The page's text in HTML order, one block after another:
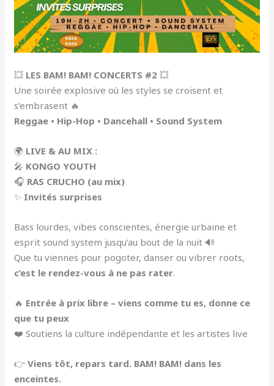
💥 LES BAM! BAM! CONCERTS #2 💥
Une soirée explosive où les styles se croisent et
s’embrasent 🔥
Reggae • Hip-Hop • Dancehall • Sound System
🌍 LIVE & AU MIX :
🎤 KONGO YOUTH
🎧 RAS CRUCHO (au mix)
✨ Invités surprises
Bass lourdes, vibes conscientes, énergie urbaine et
esprit sound system jusqu’au bout de la nuit 🔊
Que tu viennes pour pogoter, danser ou vibrer roots,
c’est le rendez-vous à ne pas rater.
🔥 Entrée à prix libre – viens comme tu es, donne ce
que tu peux
❤️ Soutiens la culture indépendante et les artistes live
👉Viens tôt, repars tard. BAM! BAM! dans les
enceintes.